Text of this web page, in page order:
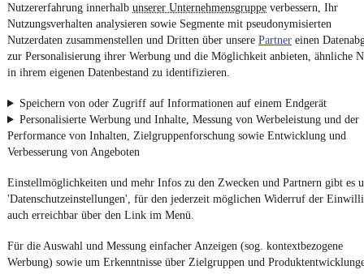
Nutzererfahrung innerhalb unserer Unternehmensgruppe verbessern, Ihr
Nutzungsverhalten analysieren sowie Segmente mit pseudonymisierten
Nutzerdaten zusammenstellen und Dritten über unsere Partner einen
zur Personalisierung ihrer Werbung und die Möglichkeit anbieten, ähnliche
in ihrem eigenen Datenbestand zu identifizieren.
Speichern von oder Zugriff auf Informationen auf einem Endgerät
Personalisierte Werbung und Inhalte, Messung von Werbeleistung und der
Performance von Inhalten, Zielgruppenforschung sowie Entwicklung und
Verbesserung von Angeboten
Einstellmöglichkeiten und mehr Infos zu den Zwecken und Partnern gibt es
'Datenschutzeinstellungen', für den jederzeit möglichen Widerruf der
auch erreichbar über den Link im Menü.
Für die Auswahl und Messung einfacher Anzeigen (sog. kontextbezogene
Werbung) sowie um Erkenntnisse über Zielgruppen und
Vertrag widerrufen
Datenschutz
Datenschutzeinstellungen
Erklärung zur Barrierefreiheit
Report Security Vulnerability (English)
Powered by
EntdeckeKleinwagen,SUVundWohnmobileund mehr bei
mobile.de